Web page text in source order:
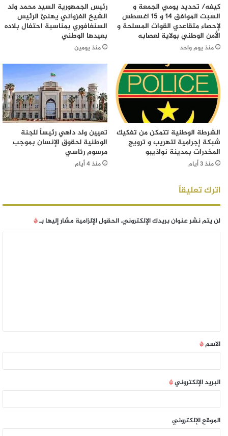
كيفه/ تحديد يومي الجمعة و
السبت الموافق 14 و 15 اغسطس
لإحصاء متقاعدي القوات المسلحة و
الأمن الوطني بولاية لعصابه
منذ يوم واحد
رئيس الجمهورية السيد محمد ولد
الشيخ الغزواني يهنئ الرئيس
السنغافوري بمناسبة احتفال بلاده
بعيدها الوطني
منذ يومين
الشرطة الوطنية تتمكن من تفكيك
شبكة إجرامية لتهريب و ترويج
المخدرات بمدينة نواذيبو
منذ 3 أيام
تعيين ولد داهي رئيساً للجنة
الوطنية لحقوق الإنسان بموجب
مرسوم رئاسي
منذ 4 أيام
اترك تعليقاً
لن يتم نشر عنوان بريدك الإلكتروني.الحقول الإلزامية مشار إليها بـ*
الاسم*
البريد الإلكتروني*
الموقع الإلكتروني